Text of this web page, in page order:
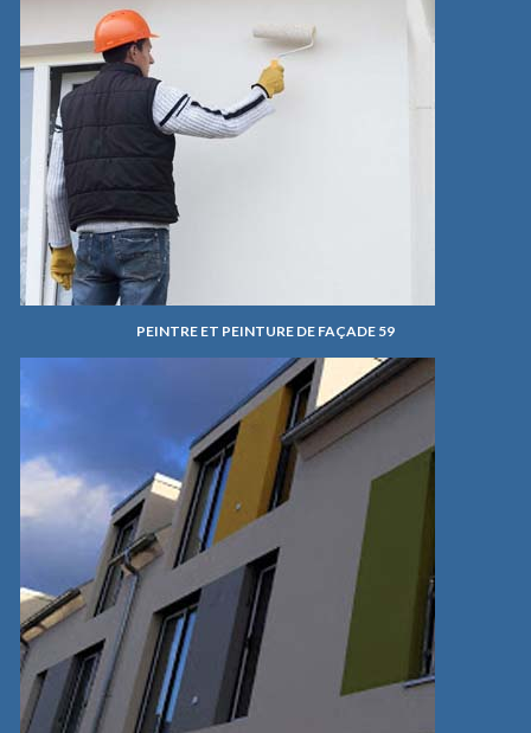
PEINTRE ET PEINTURE DE FAÇADE 59